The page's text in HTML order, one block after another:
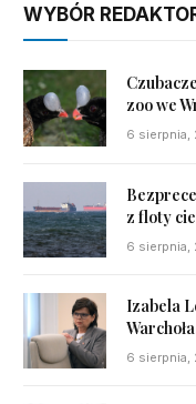
WYBÓR
zoo we
6 sierpnia,
z floty
6 sierpnia,
Izabela
6 sierpnia,